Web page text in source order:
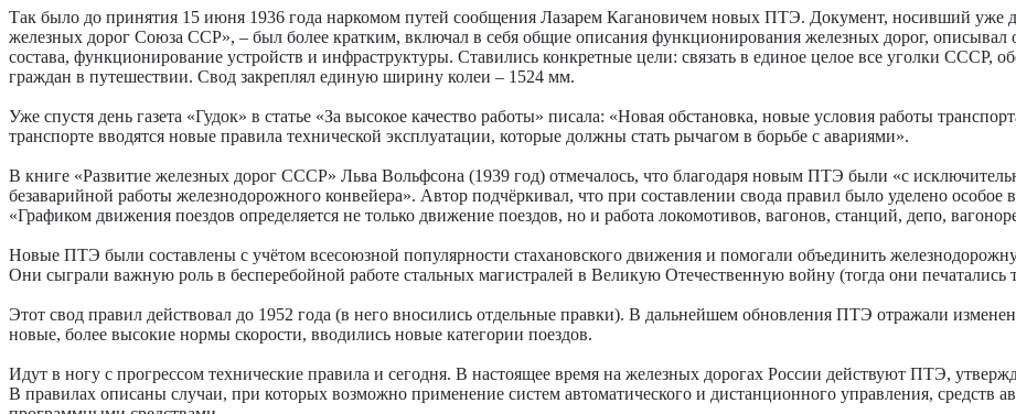
Так было до принятия 15 июня 1936 года наркомом путей сообщения Лазарем Кагановичем новых ПТЭ. Документ, носивший уже
железных дорог Союза ССР», – был более кратким, включал в себя общие описания функционирования железных дорог, описывал
состава, функционирование устройств и инфраструктуры. Ставились конкретные цели: связать в единое целое все уголки СССР,
граждан в путешествии. Свод закреплял единую ширину колеи – 1524 мм.
Уже спустя день газета «Гудок» в статье «За высокое качество работы» писала: «Новая обстановка, новые условия работы
транспорте вводятся новые правила технической эксплуатации, которые должны стать рычагом в борьбе с авариями».
В книге «Развитие железных дорог СССР» Льва Вольфсона (1939 год) отмечалось, что благодаря новым ПТЭ были «с
безаварийной работы железнодорожного конвейера». Автор подчёркивал, что при составлении свода правил было уделено
«Графиком движения поездов определяется не только движение поездов, но и работа локомотивов, вагонов, станций, депо,
Новые ПТЭ были составлены с учётом всесоюзной популярности стахановского движения и помогали объединить
Они сыграли важную роль в бесперебойной работе стальных магистралей в Великую Отечественную войну (тогда они печатались
Этот свод правил действовал до 1952 года (в него вносились отдельные правки). В дальнейшем обновления ПТЭ отражали
новые, более высокие нормы скорости, вводились новые категории поездов.
Идут в ногу с прогрессом технические правила и сегодня. В настоящее время на железных дорогах России действуют ПТЭ,
В правилах описаны случаи, при которых возможно применение систем автоматического и дистанционного управления, средств